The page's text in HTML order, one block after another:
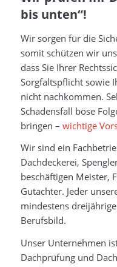
bis unten“!
Wir sorgen für die
somit schützen wir
dass Sie Ihrer
Sorgfaltspflicht sowie
nicht nachkommen.
Schadensfall böse
bringen – wichtige
Wir sind ein
Dachdeckerei,
beschäftigen Meister,
Gutachter. Jeder
mindestens
Berufsbild.
Unser Unternehmen
Dachprüfung und